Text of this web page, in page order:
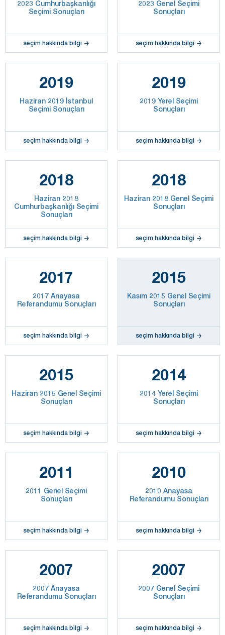
2023 Cumhurbaşkanlığı
Seçimi Sonuçları
seçim hakkında bilgi
2023 Genel Seçimi
Sonuçları
seçim hakkında bilgi
2019
Haziran 2019 İstanbul
Seçimi Sonuçları
seçim hakkında bilgi
2019
2019 Yerel Seçimi
Sonuçları
seçim hakkında bilgi
2018
Haziran 2018
Cumhurbaşkanlığı Seçimi
Sonuçları
seçim hakkında bilgi
2018
Haziran 2018 Genel Seçimi
Sonuçları
seçim hakkında bilgi
2017
2017 Anayasa
Referandumu Sonuçları
seçim hakkında bilgi
2015
Kasım 2015 Genel Seçimi
Sonuçları
seçim hakkında bilgi
2015
Haziran 2015 Genel Seçimi
Sonuçları
seçim hakkında bilgi
2014
2014 Yerel Seçimi
Sonuçları
seçim hakkında bilgi
2011
2011 Genel Seçimi
Sonuçları
seçim hakkında bilgi
2010
2010 Anayasa
Referandumu Sonuçları
seçim hakkında bilgi
2007
2007 Anayasa
Referandumu Sonuçları
seçim hakkında bilgi
2007
2007 Genel Seçimi
Sonuçları
seçim hakkında bilgi